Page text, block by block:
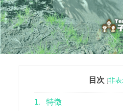
目次 [非
1. 特徴